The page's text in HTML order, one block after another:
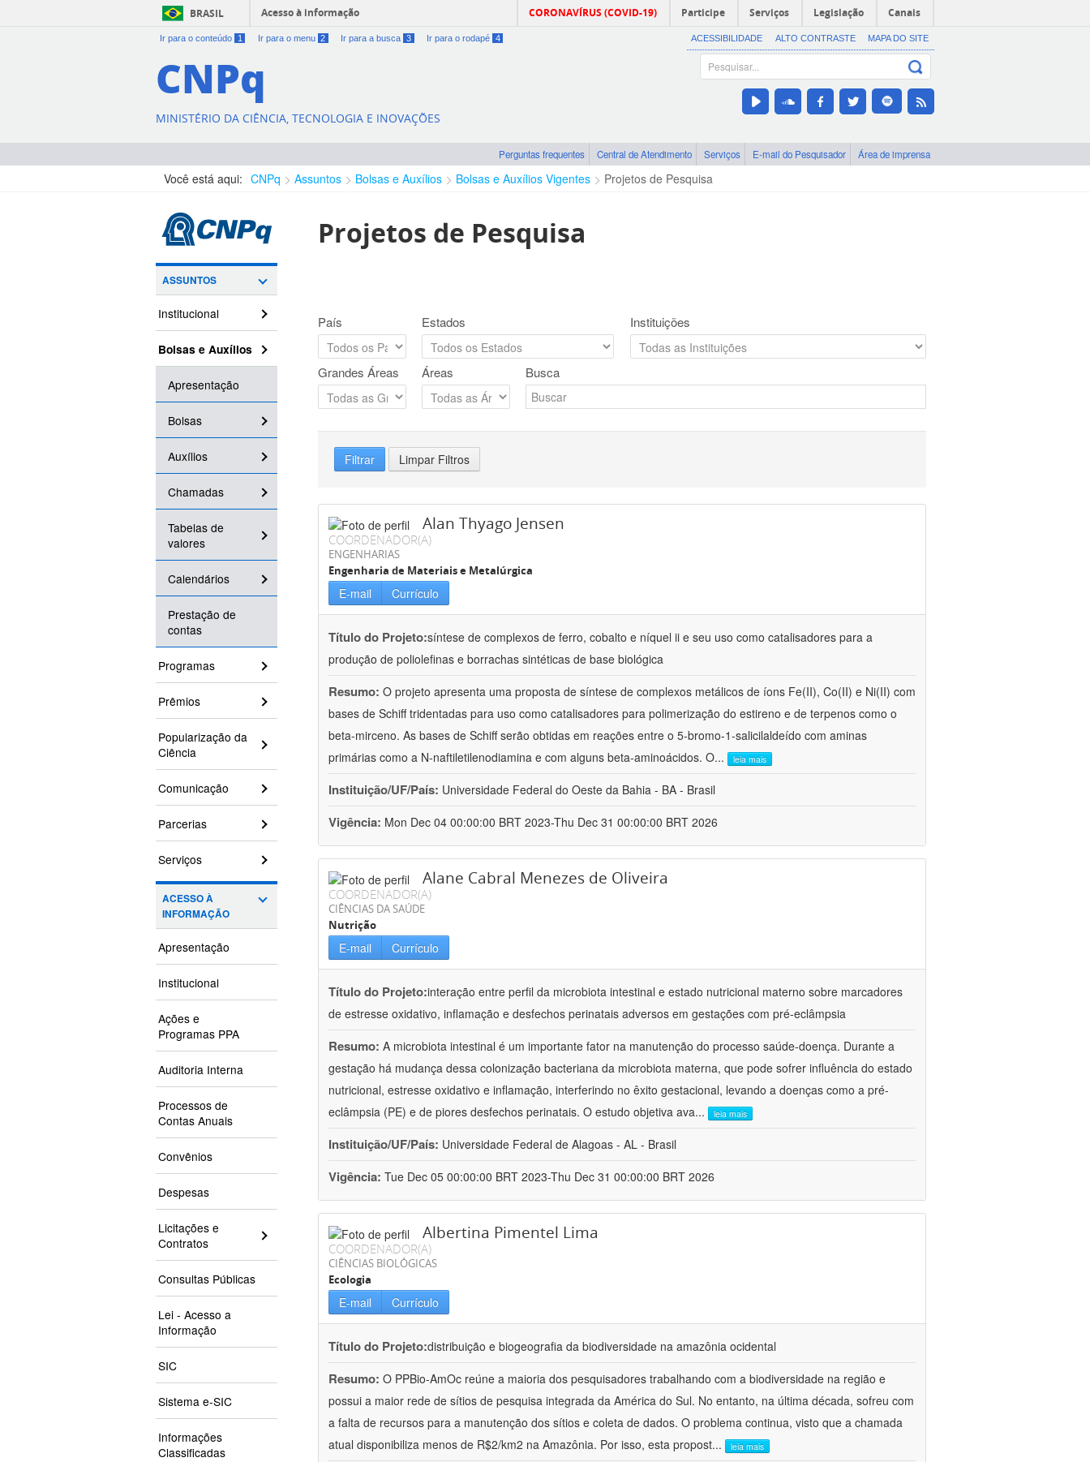
BRASIL Acesso à informação CORONAVÍRUS (COVID-19) Participe Serviços Legislação Canais
Ir para o conteúdo 1 Ir para o menu 2 Ir para a busca 3 Ir para o rodapé 4 ACESSIBILIDADE ALTO CONTRASTE MAPA DO SITE
CNPq
MINISTÉRIO DA CIÊNCIA, TECNOLOGIA E INOVAÇÕES
Perguntas frequentes Central de Atendimento Serviços E-mail do Pesquisador Área de imprensa
Você está aqui: CNPq Assuntos Bolsas e Auxílios Bolsas e Auxílios Vigentes Projetos de Pesquisa
ASSUNTOS
Institucional
Bolsas e Auxílios
Apresentação
Bolsas
Auxílios
Chamadas
Tabelas de
valores
Calendários
Prestação de
contas
Programas
Prêmios
Popularização da
Ciência
Comunicação
Parcerias
Serviços
ACESSO À
INFORMAÇÃO
Apresentação
Institucional
Ações e
Programas PPA
Auditoria Interna
Processos de
Contas Anuais
Convênios
Despesas
Licitações e
Contratos
Consultas Públicas
Lei - Acesso a
Informação
SIC
Sistema e-SIC
Informações
Classificadas
Projetos de Pesquisa
País Estados Instituições
Grandes Áreas Áreas Busca
Filtrar Limpar Filtros
Alan Thyago Jensen
COORDENADOR(A)
ENGENHARIAS
Engenharia de Materiais e Metalúrgica
E-mail Currículo
Título do Projeto:síntese de complexos de ferro, cobalto e níquel ii e seu uso como catalisadores para a
produção de poliolefinas e borrachas sintéticas de base biológica
Resumo: O projeto apresenta uma proposta de síntese de complexos metálicos de íons Fe(II), Co(II) e Ni(II) com
bases de Schiff tridentadas para uso como catalisadores para polimerização do estireno e de terpenos como o
beta-mirceno. As bases de Schiff serão obtidas em reações entre o 5-bromo-1-salicilaldeído com aminas
primárias como a N-naftiletilenodiamina e com alguns beta-aminoácidos. O... leia mais
Instituição/UF/País: Universidade Federal do Oeste da Bahia - BA - Brasil
Vigência: Mon Dec 04 00:00:00 BRT 2023-Thu Dec 31 00:00:00 BRT 2026
Alane Cabral Menezes de Oliveira
COORDENADOR(A)
CIÊNCIAS DA SAÚDE
Nutrição
E-mail Currículo
Título do Projeto:interação entre perfil da microbiota intestinal e estado nutricional materno sobre marcadores
de estresse oxidativo, inflamação e desfechos perinatais adversos em gestações com pré-eclâmpsia
Resumo: A microbiota intestinal é um importante fator na manutenção do processo saúde-doença. Durante a
gestação há mudança dessa colonização bacteriana da microbiota materna, que pode sofrer influência do estado
nutricional, estresse oxidativo e inflamação, interferindo no êxito gestacional, levando a doenças como a pré-
eclâmpsia (PE) e de piores desfechos perinatais. O estudo objetiva ava... leia mais
Instituição/UF/País: Universidade Federal de Alagoas - AL - Brasil
Vigência: Tue Dec 05 00:00:00 BRT 2023-Thu Dec 31 00:00:00 BRT 2026
Albertina Pimentel Lima
COORDENADOR(A)
CIÊNCIAS BIOLÓGICAS
Ecologia
E-mail Currículo
Título do Projeto:distribuição e biogeografia da biodiversidade na amazônia ocidental
Resumo: O PPBio-AmOc reúne a maioria dos pesquisadores trabalhando com a biodiversidade na região e
possui a maior rede de sítios de pesquisa integrada da América do Sul. No entanto, na última década, sofreu com
a falta de recursos para a manutenção dos sítios e coleta de dados. O problema continua, visto que a chamada
atual disponibiliza menos de R$2/km2 na Amazônia. Por isso, esta propost... leia mais